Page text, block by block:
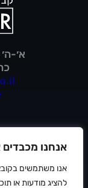
אנחנו
להציג מודעות או
א׳-ה׳